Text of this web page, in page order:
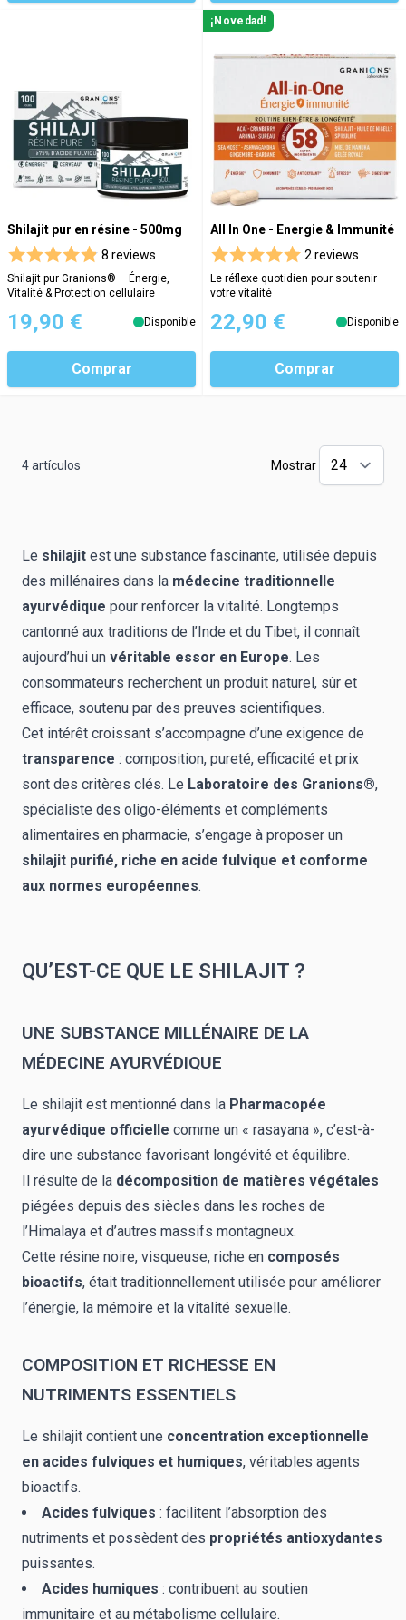
Shilajit pur en résine - 500mg
8 reviews
Shilajit pur Granions® – Énergie,
Vitalité & Protection cellulaire
19,90 € Disponible
Comprar
¡Novedad!
All In One - Energie & Immunité
2 reviews
Le réflexe quotidien pour soutenir
votre vitalité
22,90 € Disponible
Comprar
4artículos Mostrar
Le shilajit est une substance fascinante, utilisée depuis
des millénaires dans la médecine traditionnelle
ayurvédique pour renforcer la vitalité. Longtemps
cantonné aux traditions de l’Inde et du Tibet, il connaît
aujourd’hui un véritable essor en Europe. Les
consommateurs recherchent un produit naturel, sûr et
efficace, soutenu par des preuves scientifiques.
Cet intérêt croissant s’accompagne d’une exigence de
transparence : composition, pureté, efficacité et prix
sont des critères clés. Le Laboratoire des Granions®,
spécialiste des oligo-éléments et compléments
alimentaires en pharmacie, s’engage à proposer un
shilajit purifié, riche en acide fulvique et conforme
aux normes européennes.
QU’EST-CE QUE LE SHILAJIT ?
UNE SUBSTANCE MILLÉNAIRE DE LA
MÉDECINE AYURVÉDIQUE
Le shilajit est mentionné dans la Pharmacopée
ayurvédique officielle comme un « rasayana », c’est-à-
dire une substance favorisant longévité et équilibre.
Il résulte de la décomposition de matières végétales
piégées depuis des siècles dans les roches de
l’Himalaya et d’autres massifs montagneux.
Cette résine noire, visqueuse, riche en composés
bioactifs, était traditionnellement utilisée pour améliorer
l’énergie, la mémoire et la vitalité sexuelle.
COMPOSITION ET RICHESSE EN
NUTRIMENTS ESSENTIELS
Le shilajit contient une concentration exceptionnelle
en acides fulviques et humiques, véritables agents
bioactifs.
Acides fulviques : facilitent l’absorption des
nutriments et possèdent des propriétés antioxydantes
puissantes.
Acides humiques : contribuent au soutien
immunitaire et au métabolisme cellulaire.